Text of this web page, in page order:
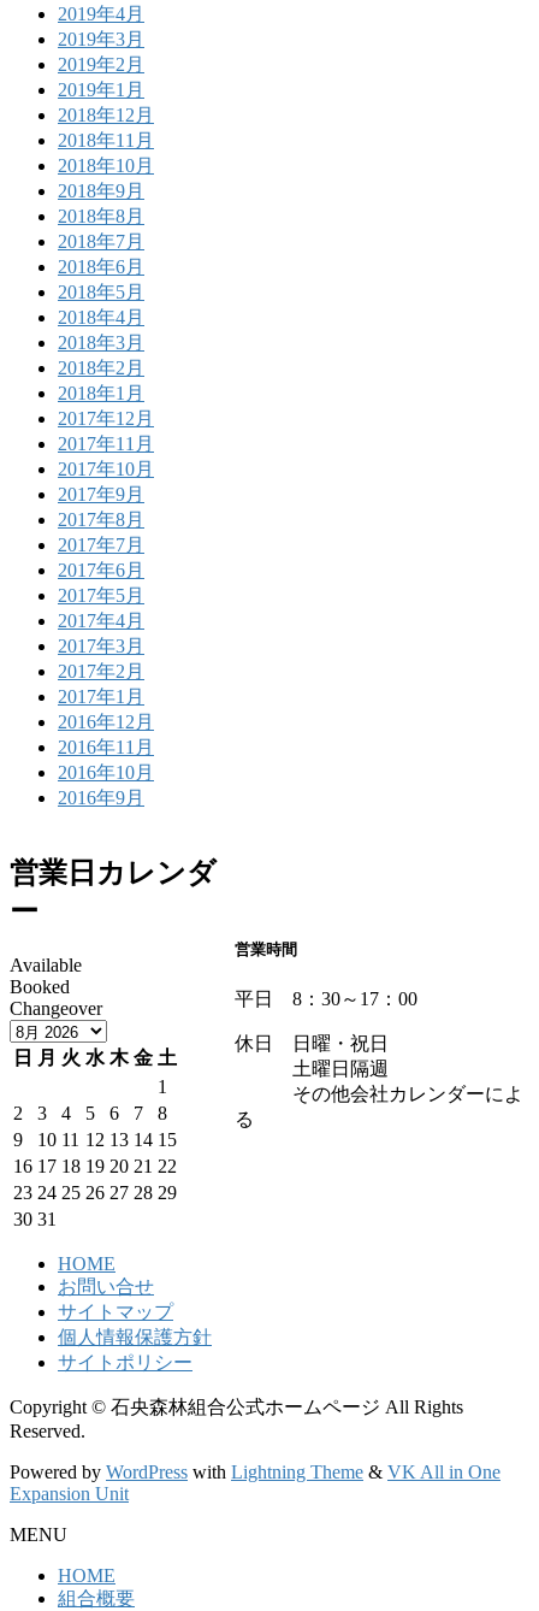
2019年4月
2019年3月
2019年2月
2019年1月
2018年12月
2018年11月
2018年10月
2018年9月
2018年8月
2018年7月
2018年6月
2018年5月
2018年4月
2018年3月
2018年2月
2018年1月
2017年12月
2017年11月
2017年10月
2017年9月
2017年8月
2017年7月
2017年6月
2017年5月
2017年4月
2017年3月
2017年2月
2017年1月
2016年12月
2016年11月
2016年10月
2016年9月
営業日カレンダ
ー
Available
Booked
Changeover
日 月 火 水 木 金 土
1
2
3 4 5 6 7
8
9
10 11 12 13 14 15
16 17 18 19 20 21 22
23 24 25 26 27 28 29
30 31
営業時間
平日 8：30～17：00
休日 日曜・祝日
土曜日隔週
その他会社カレンダーによ
る
HOME
お問い合せ
サイトマップ
個人情報保護方針
サイトポリシー
Copyright © 石央森林組合公式ホームページ All Rights
Reserved.
Powered by WordPress with Lightning Theme & VK All in One
Expansion Unit
MENU
HOME
組合概要